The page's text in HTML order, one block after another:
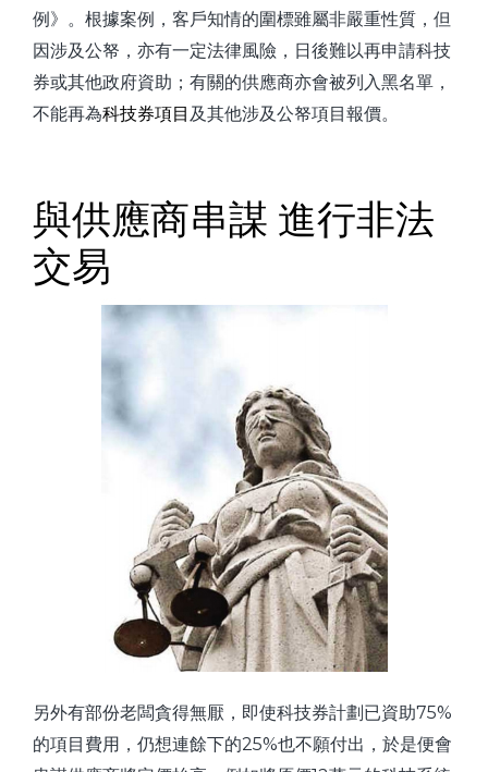
例》。根據案例，客戶知情的圍標雖屬非嚴重性質，但
因涉及公帑，亦有一定法律風險，日後難以再申請科技
券或其他政府資助；有關的供應商亦會被列入黑名單，
不能再為科技券項目 及其他涉及公帑項目報價。
與供應商串謀 進行非法
交易
另外有部份老闆貪得無厭，即使科技券計劃已資助75%
的項目費用，仍想連餘下的25%也不願付出，於是便會